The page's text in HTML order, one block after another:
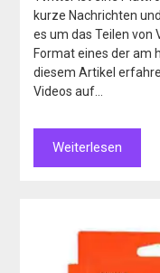
kurze Nachrichten
es um das Teilen von
Format eines der am
diesem Artikel
Videos auf…
Weiterlesen